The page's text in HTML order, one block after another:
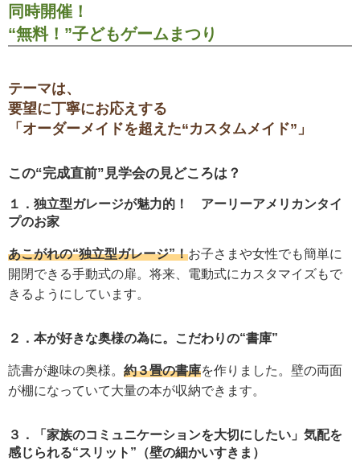
同時開催！
“無料！”子どもゲームまつり
テーマは、
要望に丁寧にお応えする
「オーダーメイドを超えた“カスタムメイド”」
この“完成直前”見学会の見どころは？
１．独立型ガレージが魅力的！ アーリーアメリカンタイ
プのお家
あこがれの“独立型ガレージ”！お子さまや女性でも簡単に
開閉できる手動式の扉。将来、電動式にカスタマイズもで
きるようにしています。
２．本が好きな奥様の為に。こだわりの“書庫”
読書が趣味の奥様。 約３畳の書庫を作りました。壁の両面
が棚になっていて大量の本が収納できます。
３．「家族のコミュニケーションを大切にしたい」気配を
感じられる“スリット”（壁の細かいすきま）